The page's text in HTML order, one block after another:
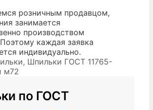
розничным продавцом,
занимается
производством
каждая заявка
индивидуально.
, Шпильки ГОСТ 11765-
м72
по ГОСТ